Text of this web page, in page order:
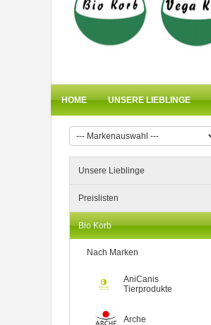
HOME UNSERE LIEBLINGE
Unsere Lieblinge
Preislisten
Bio Korb
Nach Marken
AniCanis
Tierprodukte
Arche